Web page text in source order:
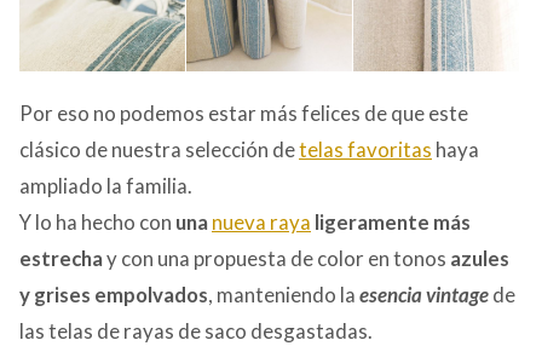
Por eso no podemos estar más felices de que este
clásico de nuestra selección detelas favoritas haya
ampliado la familia.
Y lo ha hecho con unanueva raya ligeramente más
estrechay con una propuesta de color en tonos azules
y grises empolvados, manteniendo laesencia vintagede
las telas de rayas de saco desgastadas.